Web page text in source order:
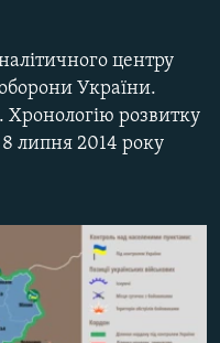
центру
України.
Хронологію розвитку
8 липня 2014 року